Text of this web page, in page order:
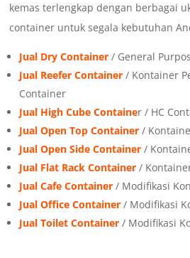
kemas terlengkap dengan berbagai
container untuk segala kebutuhan
Jual Dry Container / General
Jual Reefer Container / Kontainer
Container
Jual High Cube Container / HC
Jual Open Top Container /
Jual Open Side Container /
Jual Flat Rack Container /
Jual Cafe Container / Modifikasi
Jual Office Container / Modifikasi
Jual Toilet Container / Modifikasi